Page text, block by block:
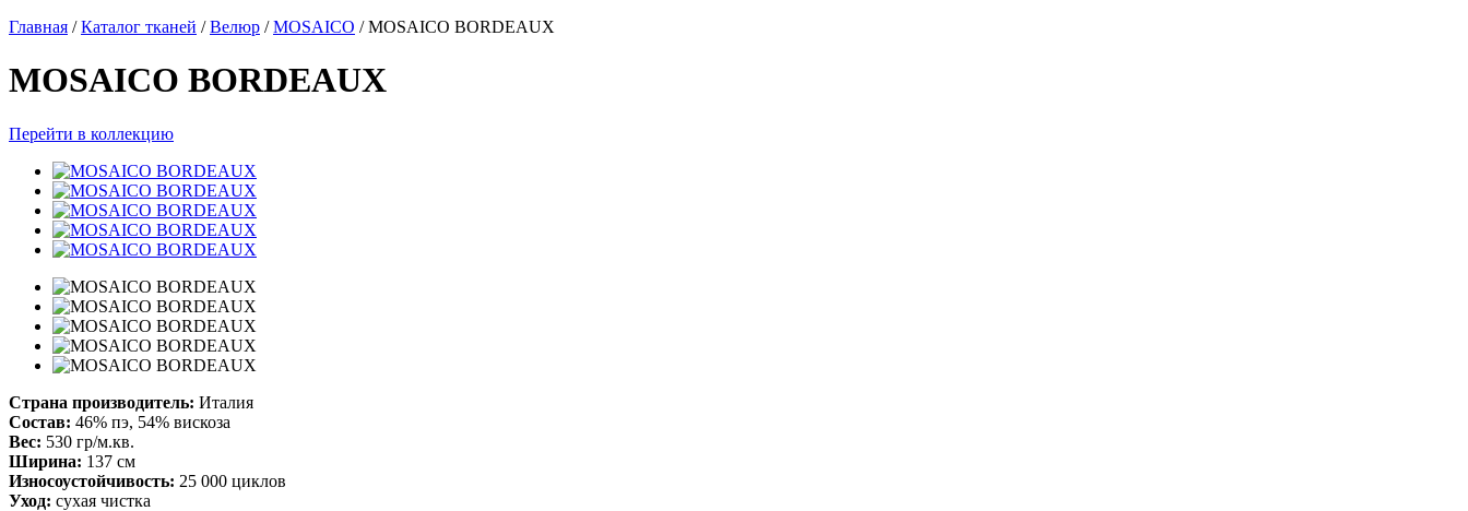
Главная / Каталог тканей / Велюр / MOSAICO / MOSAICO BORDEAUX
MOSAICO BORDEAUX
Перейти в коллекцию
Страна производитель: Италия
Состав: 46% пэ, 54% вискоза
Вес: 530 гр/м.кв.
Ширина: 137 см
Износоустойчивость: 25 000 циклов
Уход: сухая чистка